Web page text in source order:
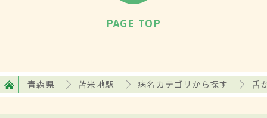
PAGE TOP
青森県 苫米地駅 病名カテゴリから探す 舌